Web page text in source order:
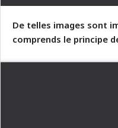
De telles images sont
comprends le principe